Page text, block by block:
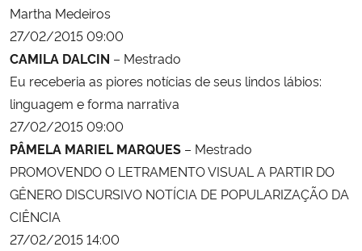
Martha Medeiros
27/02/2015 09:00
CAMILA DALCIN – Mestrado
Eu receberia as piores notícias de seus lindos lábios:
linguagem e forma narrativa
27/02/2015 09:00
PÂMELA MARIEL MARQUES – Mestrado
PROMOVENDO O LETRAMENTO VISUAL A PARTIR DO
GÊNERO DISCURSIVO NOTÍCIA DE POPULARIZAÇÃO DA
CIÊNCIA
27/02/2015 14:00